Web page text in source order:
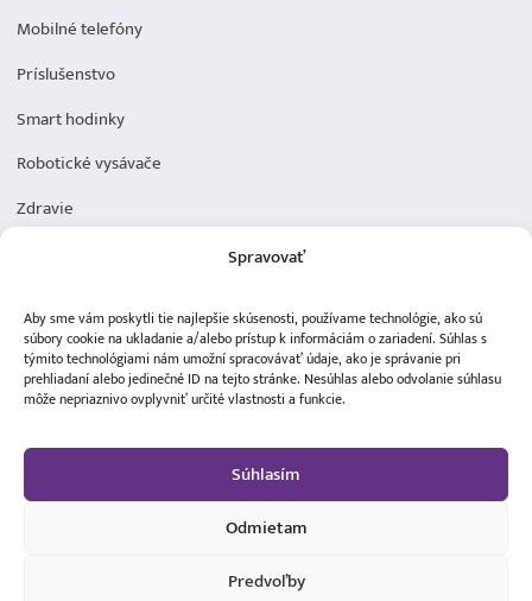
Spravovať
Aby sme vám poskytli tie najlepšie skúsenosti, používame technológie, ako sú
súbory cookie na ukladanie a/alebo prístup k informáciám o zariadení. Súhlas s
týmito technológiami nám umožní spracovávať údaje, ako je správanie pri
prehliadaní alebo jedinečné ID na tejto stránke. Nesúhlas alebo odvolanie súhlasu
môže nepriaznivo ovplyvniť určité vlastnosti a funkcie.
Súhlasím
Odmietam
Predvoľby
Mobilné telefóny
Príslušenstvo
Smart hodinky
Robotické vysávače
Zdravie
Dôležité odkazy
Obchodné podmienky